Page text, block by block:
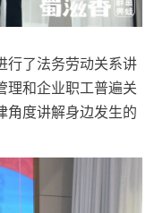
行了法务劳动关系讲
理和企业职工普遍关
角度讲解身边发生的